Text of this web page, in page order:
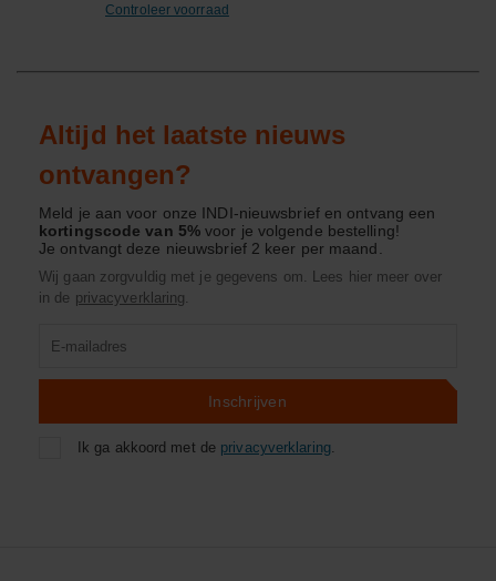
Controleer voorraad
Altijd het laatste nieuws
ontvangen?
Meld je aan voor onze INDI-nieuwsbrief en ontvang een
kortingscode van 5%voor je volgende bestelling!
Je ontvangt deze nieuwsbrief 2 keer per maand.
Wij gaan zorgvuldig met je gegevens om. Lees hier meer over
in de privacyverklaring.
Inschrijven
Ik ga akkoord met de privacyverklaring.